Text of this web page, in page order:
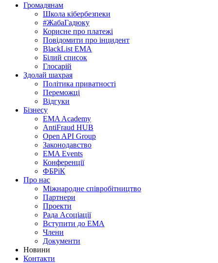
Громадянам
Школа кібербезпеки
#ЖабаГадюку
Корисне про платежі
Повідомити про інцидент
BlackList EMA
Білий список
Глосарій
Здолай шахрая
Політика приватності
Переможцi
Відгуки
Бізнесу
EMA Academy
AntiFraud HUB
Open API Group
Законодавство
EMA Events
Конференції
ФБРіК
Про нас
Міжнародне співробітництво
Партнери
Проекти
Рада Асоціації
Вступити до ЕМА
Члени
Документи
Новини
Контакти